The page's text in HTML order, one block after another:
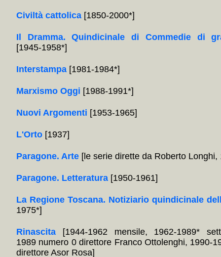
Civiltà cattolica [1850-2000*]
Il Dramma. Quindicinale di Commedie di
[1945-1958*]
Interstampa [1981-1984*]
Marxismo Oggi [1988-1991*]
Nuovi Argomenti [1953-1965]
L'Orto [1937]
Paragone. Arte [le serie dirette da Roberto Longhi,
Paragone. Letteratura [1950-1961]
La Regione Toscana. Notiziario quindicinale
1975*]
Rinascita [1944-1962 mensile, 1962-1989*
1989 numero 0 direttore Franco Ottolenghi, 1990-
direttore Asor Rosa]